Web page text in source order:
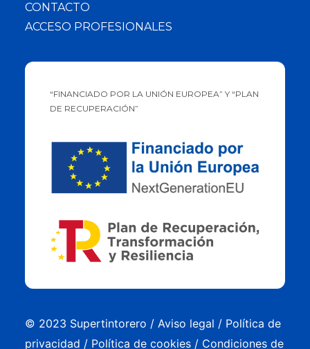
CONTACTO
ACCESO PROFESIONALES
“FINANCIADO POR LA UNIÓN EUROPEA” Y “PLAN
DE RECUPERACIÓN”
© 2023 Supertintorero / Aviso legal / Política de
privacidad / Política de cookies / Condiciones de